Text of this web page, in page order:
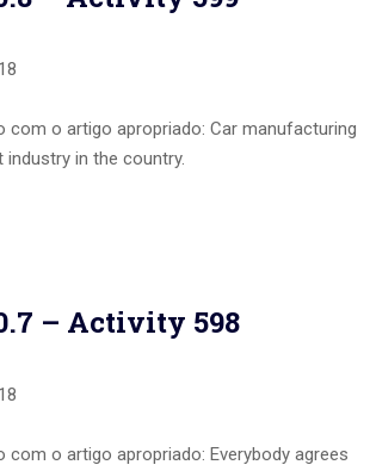
o artigo apropriado: Car manufacturing
in the country.
– Activity 598
o artigo apropriado: Everybody agrees